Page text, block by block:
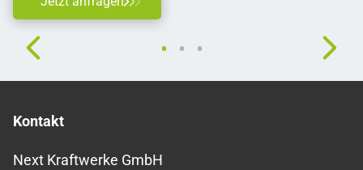
Kontakt
Next Kraftwerke GmbH